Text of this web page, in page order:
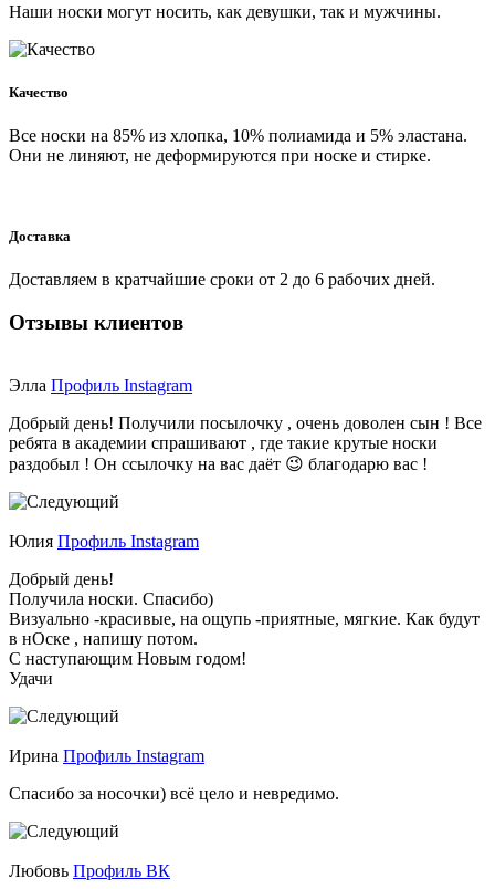
Наши носки могут носить, как девушки, так и мужчины.
Качество
Все носки на 85% из хлопка, 10% полиамида и 5% эластана.
Они не линяют, не деформируются при носке и стирке.
Доставка
Доставляем в кратчайшие сроки от 2 до 6 рабочих дней.
Отзывы клиентов
Элла Профиль Instagram
Добрый день! Получили посылочку , очень доволен сын ! Все
ребята в академии спрашивают , где такие крутые носки
раздобыл ! Он ссылочку на вас даёт 😉 благодарю вас !
Юлия Профиль Instagram
Добрый день!
Получила носки. Спасибо)
Визуально -красивые, на ощупь -приятные, мягкие. Как будут
в нОске , напишу потом.
С наступающим Новым годом!
Удачи
Ирина Профиль Instagram
Спасибо за носочки) всё цело и невредимо.
Любовь Профиль ВК